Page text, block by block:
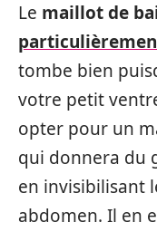
Le maillot de
tombe bien
votre petit
opter pour un
qui donnera du
en invisibilisant
abdomen. Il en